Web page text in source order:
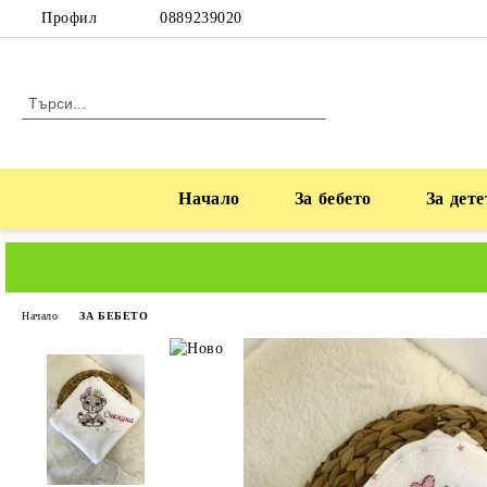
Профил 0889239020
Начало За бебето За
Начало ЗА БЕБЕТО